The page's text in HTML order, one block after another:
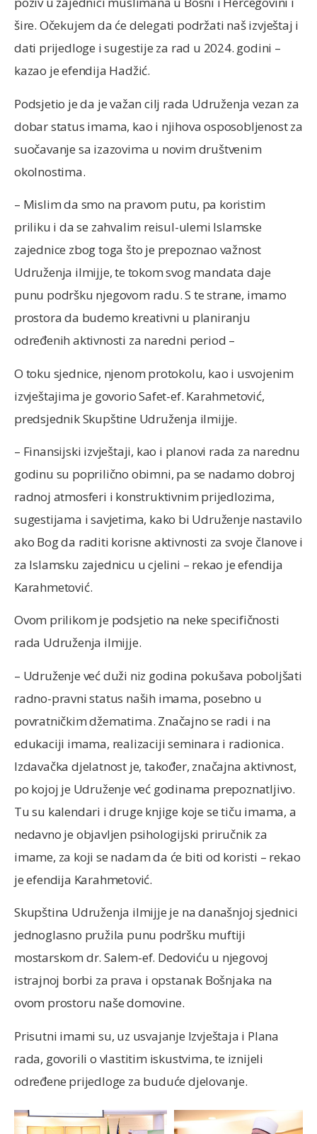
šire. Očekujem da će delegati podržati naš izvještaj i
dati prijedloge i sugestije za rad u 2024. godini –
kazao je efendija Hadžić.
Podsjetio je da je važan cilj rada Udruženja vezan za
dobar status imama, kao i njihova osposobljenost za
suočavanje sa izazovima u novim društvenim
okolnostima.
– Mislim da smo na pravom putu, pa koristim
priliku i da se zahvalim reisul-ulemi Islamske
zajednice zbog toga što je prepoznao važnost
Udruženja ilmijje, te tokom svog mandata daje
punu podršku njegovom radu. S te strane, imamo
prostora da budemo kreativni u planiranju
određenih aktivnosti za naredni period –
O toku sjednice, njenom protokolu, kao i usvojenim
izvještajima je govorio Safet-ef. Karahmetović,
predsjednik Skupštine Udruženja ilmijje.
– Finansijski izvještaji, kao i planovi rada za narednu
godinu su poprilično obimni, pa se nadamo dobroj
radnoj atmosferi i konstruktivnim prijedlozima,
sugestijama i savjetima, kako bi Udruženje nastavilo
ako Bog da raditi korisne aktivnosti za svoje članove i
za Islamsku zajednicu u cjelini – rekao je efendija
Karahmetović.
Ovom prilikom je podsjetio na neke specifičnosti
rada Udruženja ilmijje.
– Udruženje već duži niz godina pokušava poboljšati
radno-pravni status naših imama, posebno u
povratničkim džematima. Značajno se radi i na
edukaciji imama, realizaciji seminara i radionica.
Izdavačka djelatnost je, također, značajna aktivnost,
po kojoj je Udruženje već godinama prepoznatljivo.
Tu su kalendari i druge knjige koje se tiču imama, a
nedavno je objavljen psihologijski priručnik za
imame, za koji se nadam da će biti od koristi – rekao
je efendija Karahmetović.
Skupština Udruženja ilmijje je na današnjoj sjednici
jednoglasno pružila punu podršku muftiji
mostarskom dr. Salem-ef. Dedoviću u njegovoj
istrajnoj borbi za prava i opstanak Bošnjaka na
ovom prostoru naše domovine.
Prisutni imami su, uz usvajanje Izvještaja i Plana
rada, govorili o vlastitim iskustvima, te iznijeli
određene prijedloge za buduće djelovanje.